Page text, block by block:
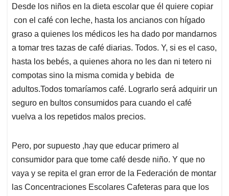
Desde los niños en la dieta escolar que él quiere copiar
con el café con leche, hasta los ancianos con hígado
graso a quienes los médicos les ha dado por mandarnos
a tomar tres tazas de café diarias. Todos. Y, si es el caso,
hasta los bebés, a quienes ahora no les dan ni tetero ni
compotas sino la misma comida y bebida de
adultos.Todos tomaríamos café. Lograrlo será adquirir un
seguro en bultos consumidos para cuando el café
vuelva a los repetidos malos precios.
Pero, por supuesto ,hay que educar primero al
consumidor para que tome café desde niño. Y que no
vaya y se repita el gran error de la Federación de montar
las Concentraciones Escolares Cafeteras para que los